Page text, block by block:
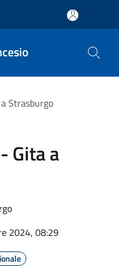
Strasburgo
Gita a
2024, 08:29